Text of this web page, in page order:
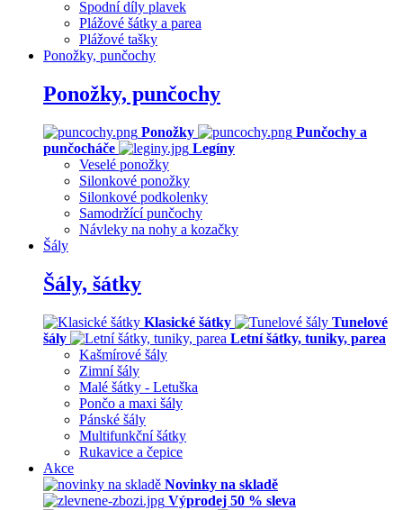
Spodní díly plavek
Plážové šátky a parea
Plážové tašky
Ponožky, punčochy
Ponožky, punčochy
Ponožky
Punčochy a
punčocháče
Legíny
Veselé ponožky
Silonkové ponožky
Silonkové podkolenky
Samodržící punčochy
Návleky na nohy a kozačky
Šály
Šály, šátky
Klasické šátky
Tunelové
šály
Letní šátky, tuniky, parea
Kašmírové šály
Zimní šály
Malé šátky - Letuška
Pončo a maxi šály
Pánské šály
Multifunkční šátky
Rukavice a čepice
Akce
Novinky na skladě
Výprodej 50 % sleva